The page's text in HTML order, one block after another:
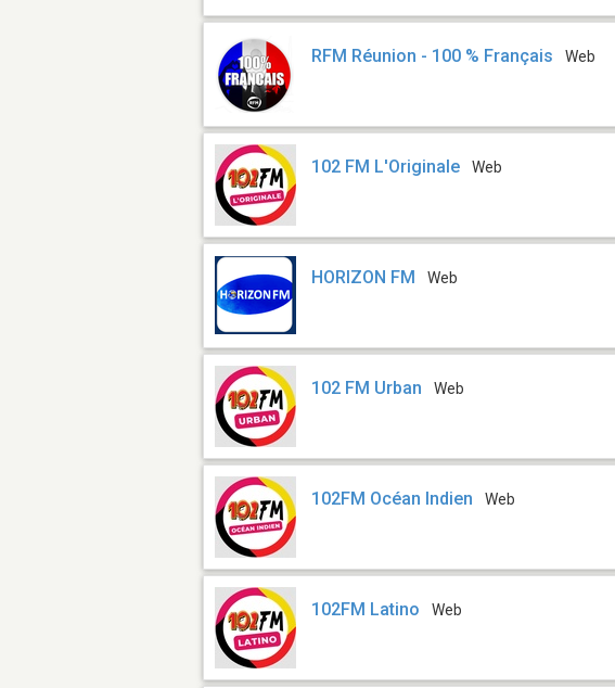
RFM Réunion - 100 % Français Web
102 FM L'Originale Web
HORIZON FM Web
102 FM Urban Web
102FM Océan Indien Web
102FM Latino Web